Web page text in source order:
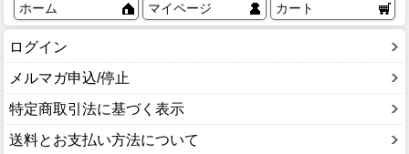
ホーム マイページ カート
ログイン
メルマガ申込/停止
特定商取引法に基づく表示
送料とお支払い方法について